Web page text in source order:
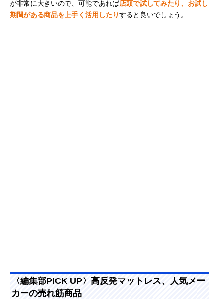
が非常に大きいので、可能であれば店頭で試してみたり、お試し
期間がある商品を上手く活用したりすると良いでしょう。
〈編集部PICK UP〉高反発マットレス、人気メー
カーの売れ筋商品